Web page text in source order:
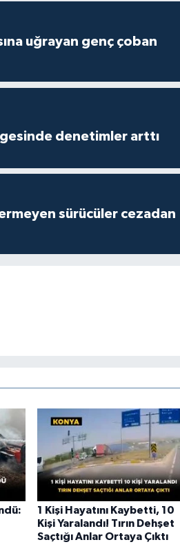
uğrayan genç çoban
denetimler arttı
sürücüler cezadan
1 Kişi Hayatını Kaybetti, 10
Kişi Yaralandı! Tırın Dehşet
Saçtığı Anlar Ortaya Çıktı